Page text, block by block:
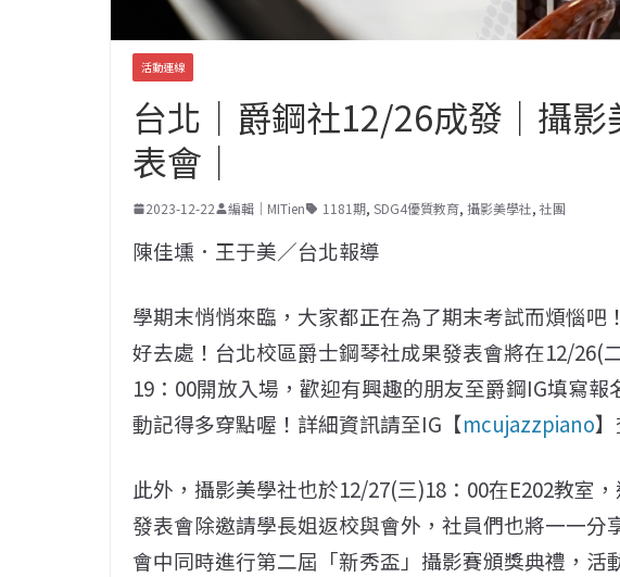
活動連線
台北｜爵鋼社12/26成發｜攝
表會｜
2023-12-22 編輯｜MITien 1181期, SDG4優質教育, 攝影美學社, 社團
陳佳壎．王于美／台北報導
學期末悄悄來臨，大家都正在為了期末考試而煩惱吧
好去處！台北校區爵士鋼琴社成果發表會將在12/26(
19：00開放入場，歡迎有興趣的朋友至爵鋼IG填寫
動記得多穿點喔！詳細資訊請至IG【mcujazzpiano】
此外，攝影美學社也於12/27(三)18：00在E202教室
發表會除邀請學長姐返校與會外，社員們也將一一分
會中同時進行第二屆「新秀盃」攝影賽頒獎典禮，活